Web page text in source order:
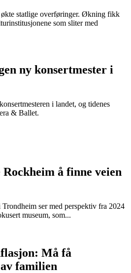
statlige overføringer. Økning fikk
som sliter med
ny konsertmester i
i landet, og tidenes
& Ballet.
å finne veien
ser med perspektiv fra 2024
museum, som...
Må få
familien